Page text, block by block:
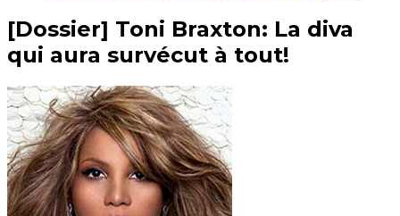
[Dossier] Toni Braxton: La diva
qui aura survécut à tout!